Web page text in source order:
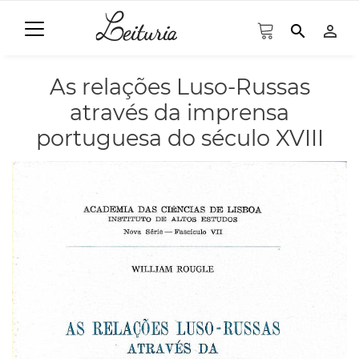
search person_outline
As relações Luso-Russas
através da imprensa
portuguesa do século XVIII